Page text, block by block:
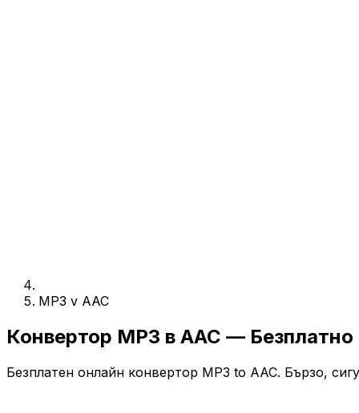
MP3 v AAC
Конвертор MP3 в AAC —
Безплатен онлайн конвертор MP3 to AAC. Бързо,